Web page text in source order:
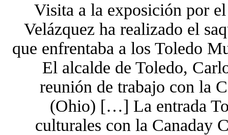
Visita a la exposición por
Velázquez ha realizado el
que enfrentaba a los Toledo
El alcalde de Toledo,
reunión de trabajo con la
(Ohio) […] La entrada
culturales con la Canaday